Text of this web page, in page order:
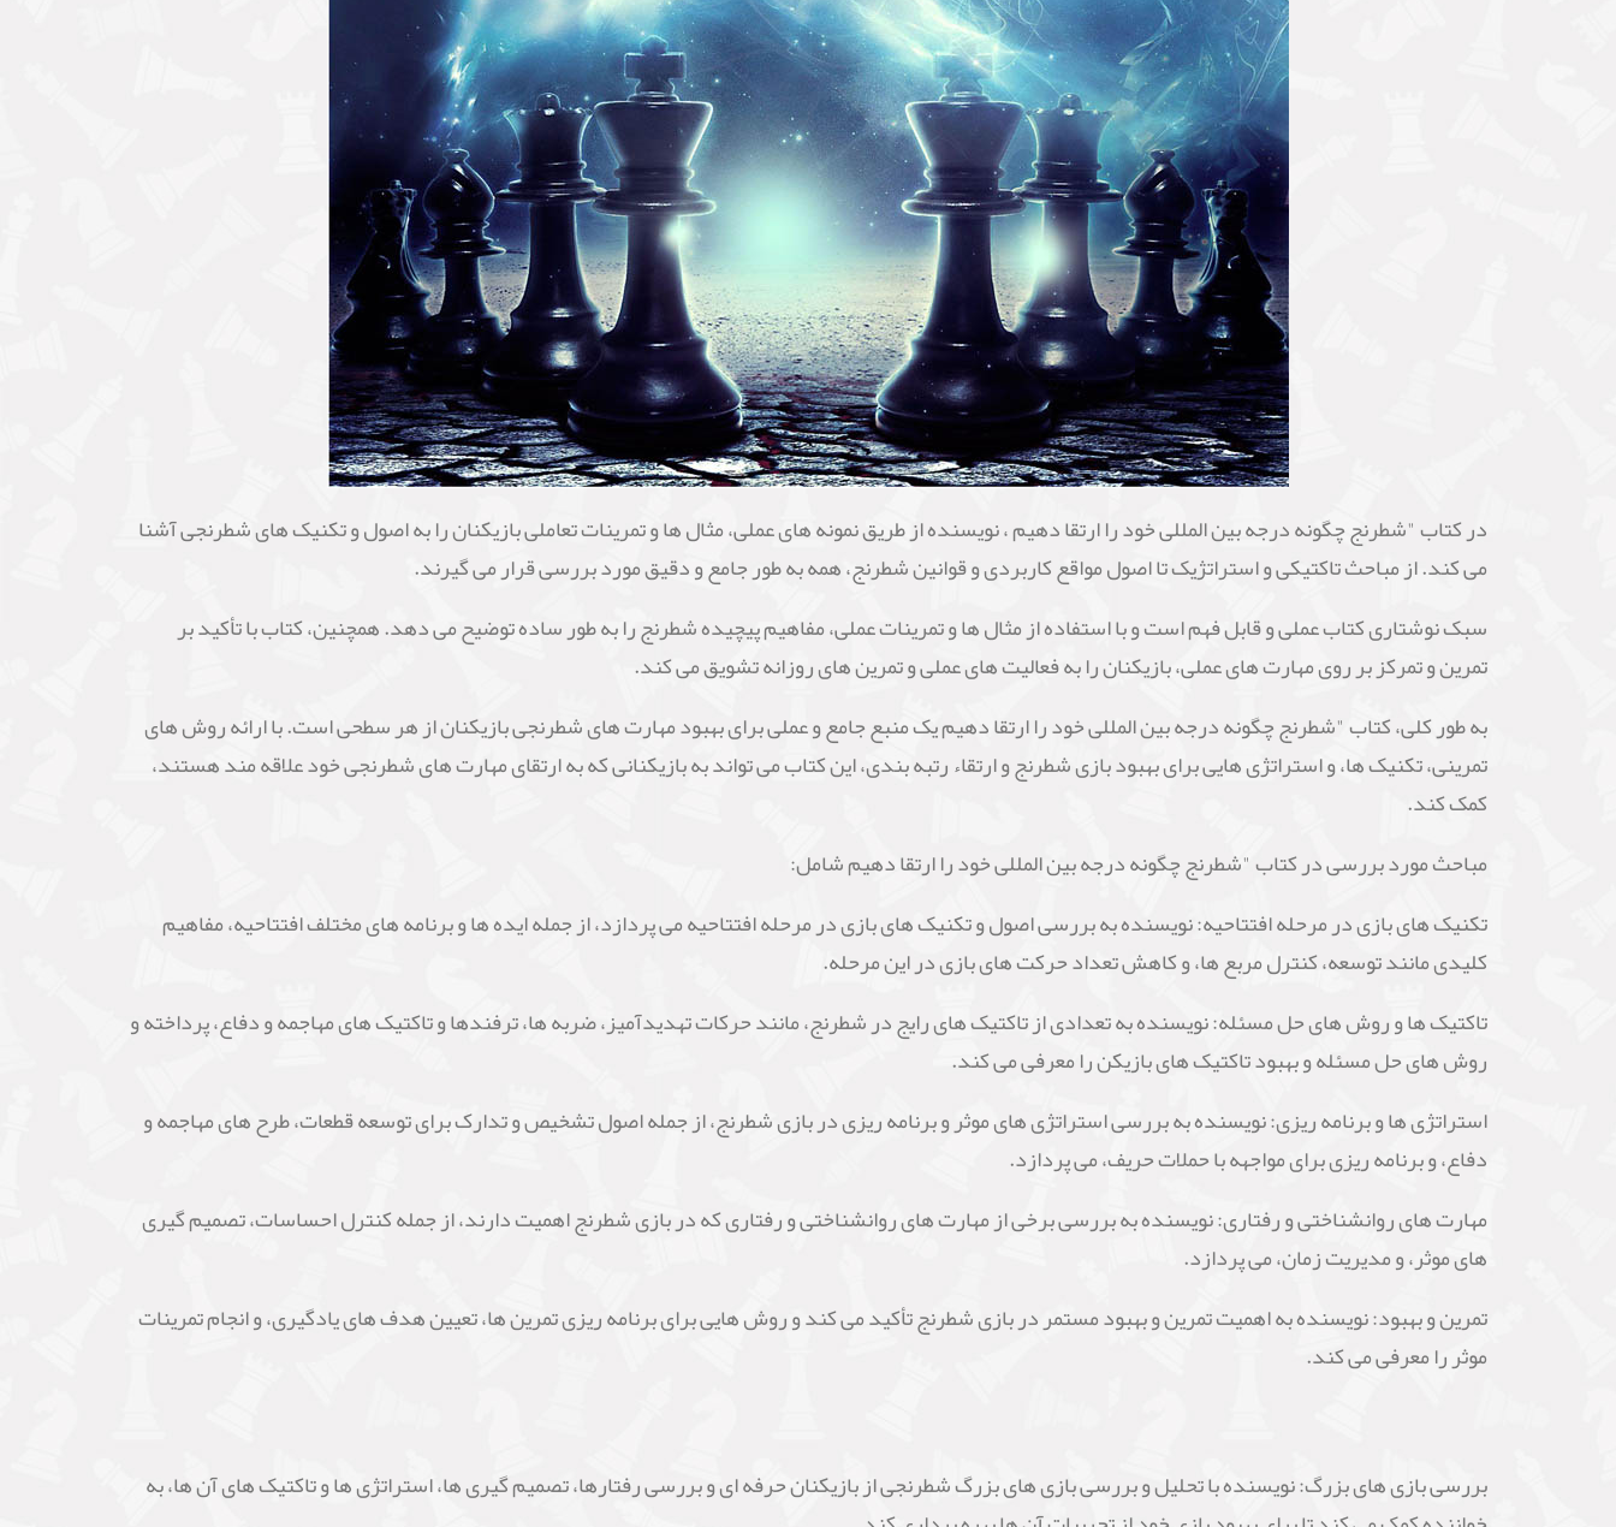
کتاب "شطرنج چگونه درجه بین المللی خود را ارتقا دهیم به صورت یک راهنمای جامع و جذاب برای بازیکنان شطرنج از هر سطحی طراحی شده است. از مبتدی ها تا حرفه ای
ها، همگی می توانند از این کتاب بهره برداری کنند. نویسنده به صورت کامل به تکنیک ها، استراتژی ها، بازی های پرطرفدار و مهم، و تمریناتی که می توانند بازیکنان را در
مسیر بهبود و ارتقاء رتبه شان یاری کند، پرداخته است.
یکی از ویژگی های جالب این کتاب، تأکید بر تمرین و تمرکز بر روی مهارت های عملی است. نویسنده با رویکردی عملی و تمرینی، راهنمایی هایی ارائه می دهد که باعث بهبود
مهارت های تاکتیکی، استراتژیک، و مواقع کاربردی شطرنجی بازیکنان می شود. علاوه بر این، کتاب شامل تمرینات عملی و تمرین های روزانه است که بازیکنان را در راستای
بهبود رتبه شان همراهی می کند.
همچنین، نویسنده به بررسی بازی های برجسته شطرنجی، تجزیه و تحلیل خرده بندی مواقع شطرنجی، معرفی روش های موثر و ترفندهای بازی شطرنج و همچنین به
اشتراک گذاری تجربیات و نکات عملی از بازی های واقعی پرداخته است. این ویژگی ها کتاب را به یک راهنمای جامع و عملی برای بهبود مهارت های شطرنجی تبدیل می کند.
می کند. از مباحث تاکتیکی و استراتژیک تا اصول مواقع کاربردی و قوانین شطرنج، همه به طور جامع و دقیق مورد بررسی قرار می گیرند.
تمرین و تمرکز بر روی مهارت های عملی، بازیکنان را به فعالیت های عملی و تمرین های روزانه تشویق می کند.
تمرینی، تکنیک ها، و استراتژی هایی برای بهبود بازی شطرنج و ارتقاء رتبه بندی، این کتاب می تواند به بازیکنانی که به ارتقای مهارت های شطرنجی خود علاقه مند هستند،
کمک کند.
مباحث مورد بررسی در کتاب "شطرنج چگونه درجه بین المللی خود را ارتقا دهیم شامل:
تاکتیک ها و روش های حل مسئله: نویسنده به تعدادی از تاکتیک های رایج در شطرنج، مانند حرکات تهدیدآمیز، ضربه ها، ترفندها و تاکتیک های مهاجمه و دفاع، پرداخته و